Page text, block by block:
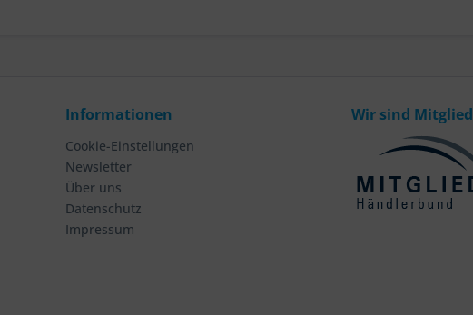
Informationen
Cookie-Einstellungen
Newsletter
Über uns
Datenschutz
Impressum
Wir sind Mitglied